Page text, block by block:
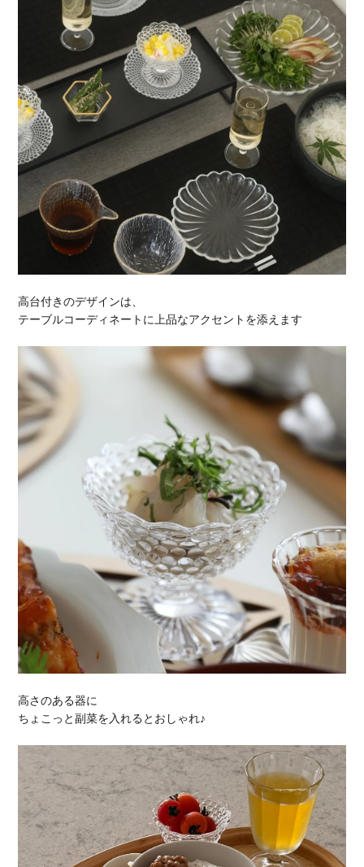
高台付きのデザインは、
テーブルコーディネートに上品なアクセントを添えます
高さのある器に
ちょこっと副菜を入れるとおしゃれ♪